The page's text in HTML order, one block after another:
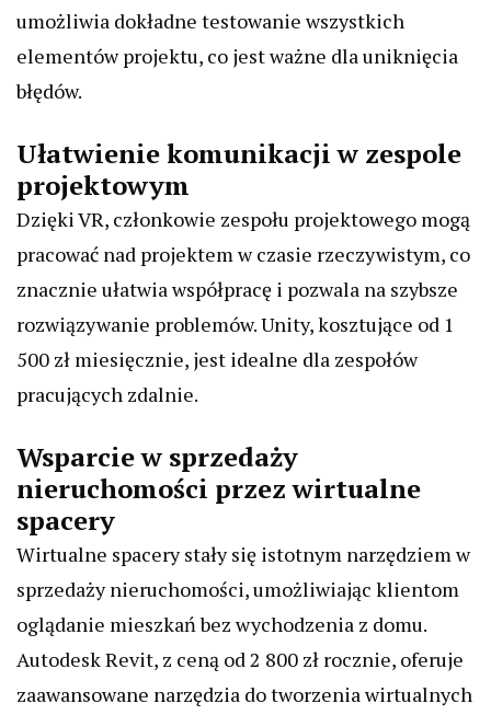
umożliwia dokładne testowanie wszystkich
elementów projektu, co jest ważne dla uniknięcia
błędów.
Ułatwienie komunikacji w zespole
projektowym
Dzięki VR, członkowie zespołu projektowego mogą
pracować nad projektem w czasie rzeczywistym, co
znacznie ułatwia współpracę i pozwala na szybsze
rozwiązywanie problemów. Unity, kosztujące od 1
500 zł miesięcznie, jest idealne dla zespołów
pracujących zdalnie.
Wsparcie w sprzedaży
nieruchomości przez wirtualne
spacery
Wirtualne spacery stały się istotnym narzędziem w
sprzedaży nieruchomości, umożliwiając klientom
oglądanie mieszkań bez wychodzenia z domu.
Autodesk Revit, z ceną od 2 800 zł rocznie, oferuje
zaawansowane narzędzia do tworzenia wirtualnych